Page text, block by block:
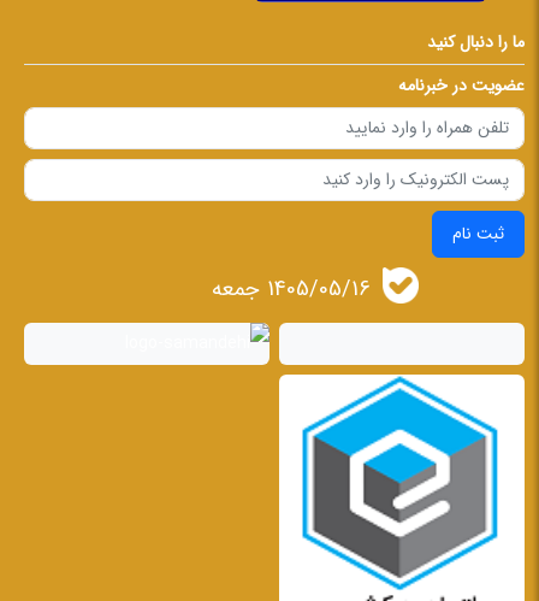
ما را دنبال کنید
عضویت در خبرنامه
ثبت نام
1405/05/16 جمعه